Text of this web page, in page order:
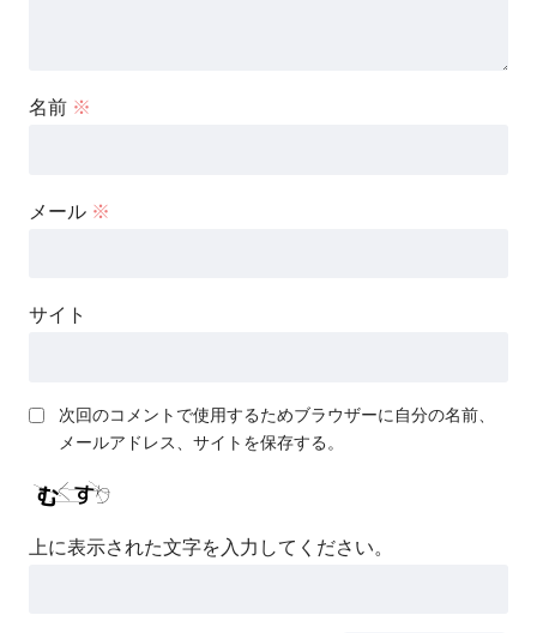
名前 ※
メール ※
サイト
次回のコメントで使用するためブラウザーに自分の名前、
メールアドレス、サイトを保存する。
上に表示された文字を入力してください。